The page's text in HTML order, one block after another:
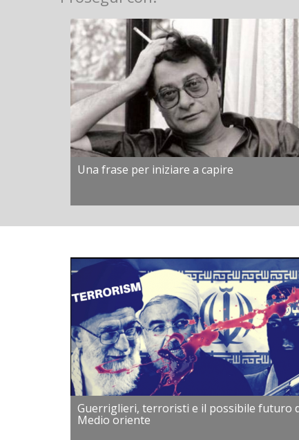
Una frase per iniziare a capire
Guerriglieri, terroristi e il possibile futuro
Medio oriente